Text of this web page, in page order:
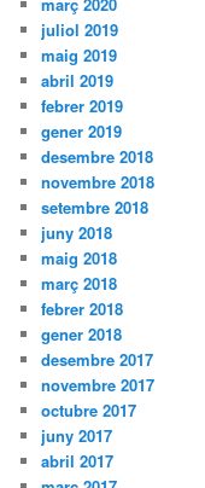
juliol 2019
maig 2019
abril 2019
febrer 2019
gener 2019
desembre 2018
novembre 2018
setembre 2018
juny 2018
maig 2018
març 2018
febrer 2018
gener 2018
desembre 2017
novembre 2017
octubre 2017
juny 2017
abril 2017